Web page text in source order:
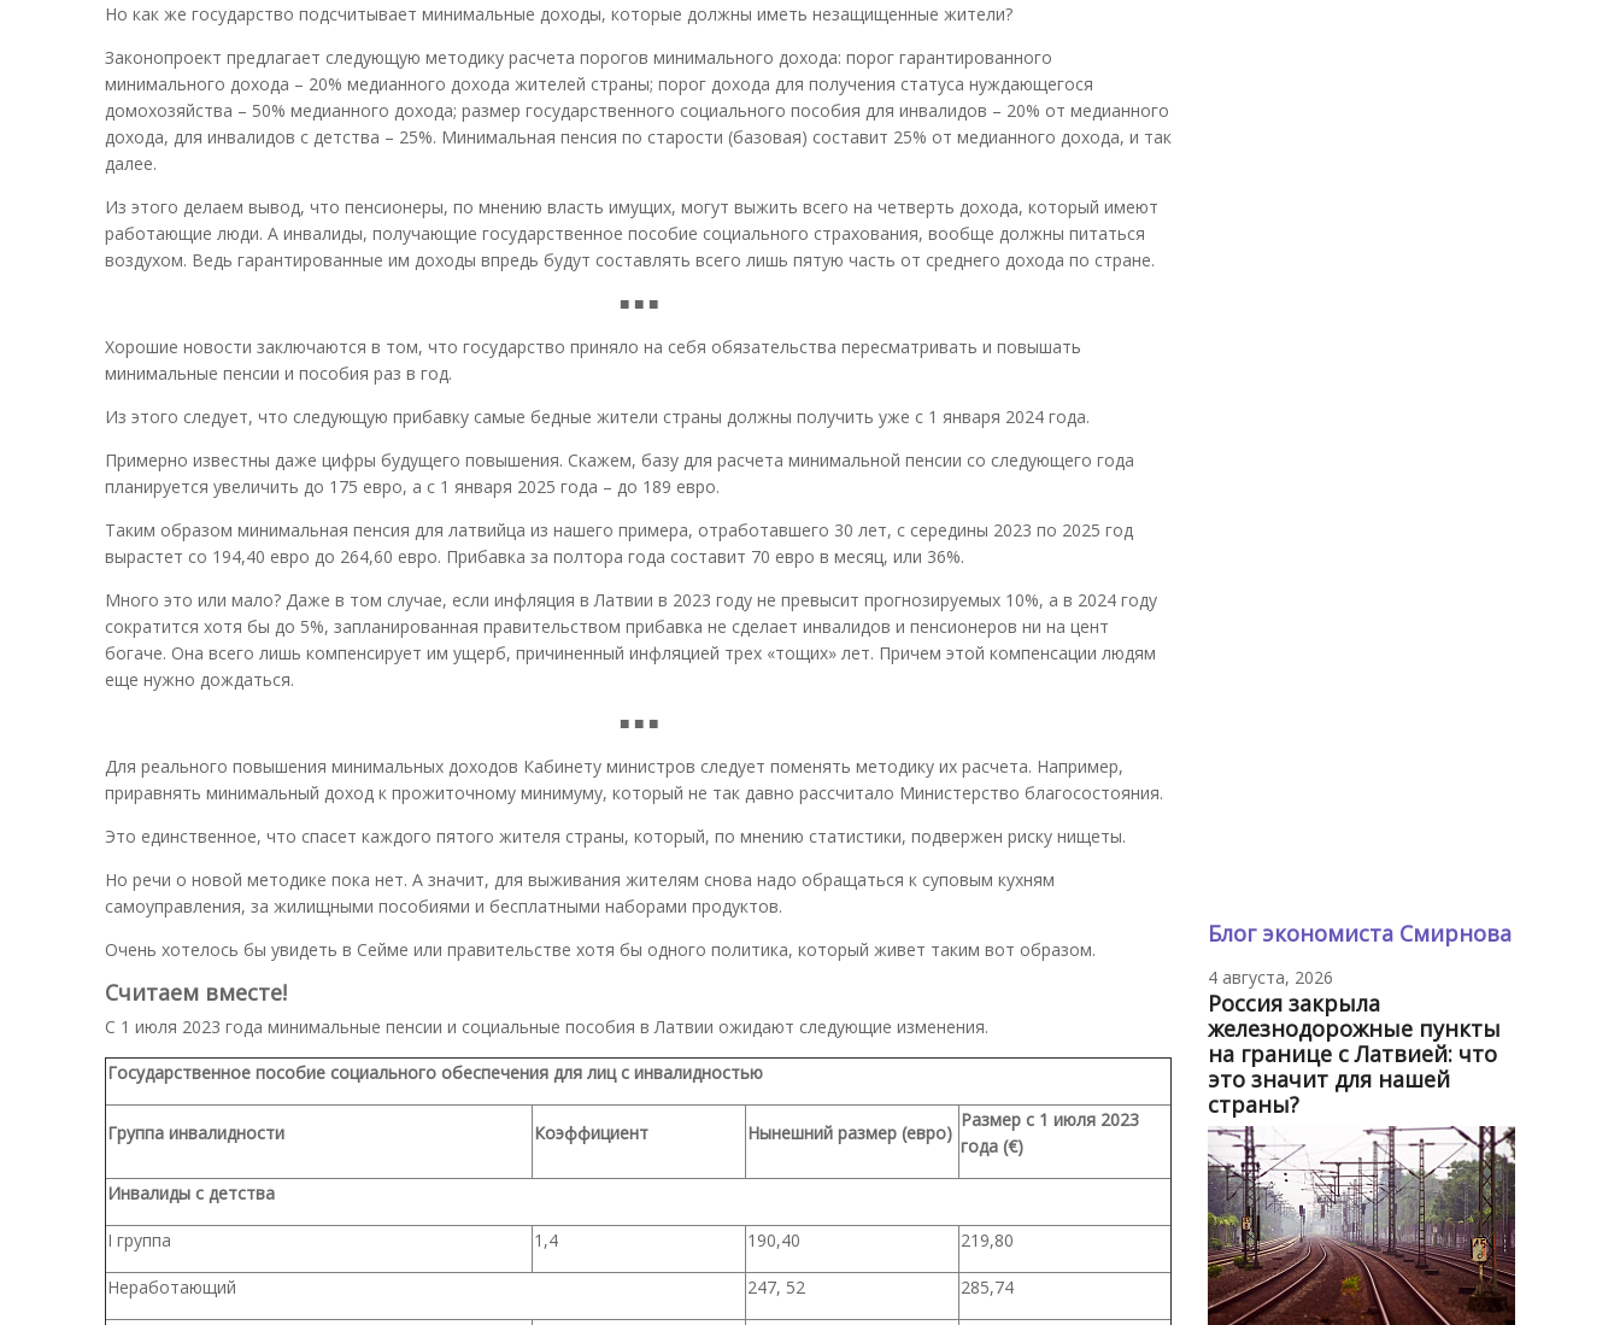
Но как же государство подсчитывает минимальные доходы, которые должны иметь незащищенные жители?
Законопроект предлагает следующую методику расчета порогов минимального дохода: порог гарантированного
минимального дохода – 20% медианного дохода жителей страны; порог дохода для получения статуса нуждающегося
домохозяйства – 50% медианного дохода; размер государственного социального пособия для инвалидов – 20% от медианного
дохода, для инвалидов с детства – 25%. Минимальная пенсия по старости (базовая) составит 25% от медианного дохода, и так
далее.
Из этого делаем вывод, что пенсионеры, по мнению власть имущих, могут выжить всего на четверть дохода, который имеют
работающие люди. А инвалиды, получающие государственное пособие социального страхования, вообще должны питаться
воздухом. Ведь гарантированные им доходы впредь будут составлять всего лишь пятую часть от среднего дохода по стране.
■ ■ ■
Хорошие новости заключаются в том, что государство приняло на себя обязательства пересматривать и повышать
минимальные пенсии и пособия раз в год.
Из этого следует, что следующую прибавку самые бедные жители страны должны получить уже с 1 января 2024 года.
Примерно известны даже цифры будущего повышения. Скажем, базу для расчета минимальной пенсии со следующего года
планируется увеличить до 175 евро, а с 1 января 2025 года – до 189 евро.
Таким образом минимальная пенсия для латвийца из нашего примера, отработавшего 30 лет, с середины 2023 по 2025 год
вырастет со 194,40 евро до 264,60 евро. Прибавка за полтора года составит 70 евро в месяц, или 36%.
Много это или мало? Даже в том случае, если инфляция в Латвии в 2023 году не превысит прогнозируемых 10%, а в 2024 году
сократится хотя бы до 5%, запланированная правительством прибавка не сделает инвалидов и пенсионеров ни на цент
богаче. Она всего лишь компенсирует им ущерб, причиненный инфляцией трех «тощих» лет. Причем этой компенсации людям
еще нужно дождаться.
■ ■ ■
Для реального повышения минимальных доходов Кабинету министров следует поменять методику их расчета. Например,
приравнять минимальный доход к прожиточному минимуму, который не так давно рассчитало Министерство благосостояния.
Это единственное, что спасет каждого пятого жителя страны, который, по мнению статистики, подвержен риску нищеты.
Но речи о новой методике пока нет. А значит, для выживания жителям снова надо обращаться к суповым кухням
самоуправления, за жилищными пособиями и бесплатными наборами продуктов.
Очень хотелось бы увидеть в Сейме или правительстве хотя бы одного политика, который живет таким вот образом.
Считаем вместе!
С 1 июля 2023 года минимальные пенсии и социальные пособия в Латвии ожидают следующие изменения.
Государственное пособие социального обеспечения для лиц с инвалидностью
Группа инвалидности Коэффициент Нынешний размер (евро)
Размер с 1 июля 2023
года (€)
Инвалиды с детства
I группа 1,4 190,40 219,80
Неработающий 247, 52 285,74
Блог экономиста Смирнова
4 августа, 2026
Россия закрыла
железнодорожные пункты
на границе с Латвией: что
это значит для нашей
страны?